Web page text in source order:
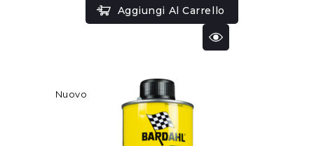
Aggiungi Al Carrello
Nuovo